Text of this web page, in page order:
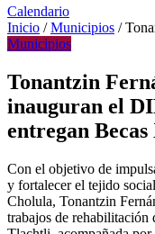
Calendario
Inicio / Municipios /
Municipios
Tonantzin
inauguran el
entregan Becas
Con el objetivo de
y fortalecer el tejido
Cholula, Tonantzin
trabajos de